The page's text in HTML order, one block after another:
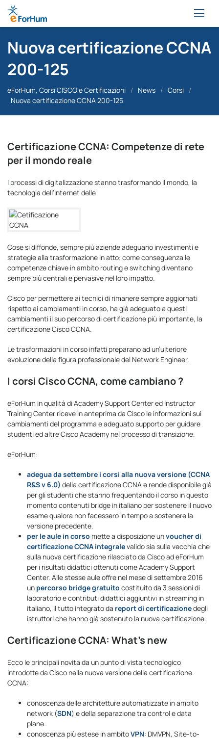
Nuova certificazione CCNA
200-125
eForHum, Corsi CISCO e Certificazioni / News / Corsi /
Nuova certificazione CCNA 200-125
Certificazione CCNA: Competenze di rete
per il mondo reale
I processi di digitalizzazione stanno trasformando il mondo, la
tecnologia dell’Internet delle
Cose si diffonde, sempre più aziende adeguano investimenti e
strategie alla trasformazione in atto: come conseguenza le
competenze chiave in ambito routing e switching diventano
sempre più centrali e pervasive nel loro impatto.
Cisco per permettere ai tecnici di rimanere sempre aggiornati
rispetto ai cambiamenti in corso, ha già adeguato a questi
cambiamenti il suo percorso di certificazione più importante, la
certificazione Cisco CCNA.
Le trasformazioni in corso infatti preparano ad un’ulteriore
evoluzione della figura professionale del Network Engineer.
I corsi Cisco CCNA, come cambiano ?
eForHum in qualità di Academy Support Center ed Instructor
Training Center riceve in anteprima da Cisco le informazioni sui
cambiamenti del programma e adeguato supporto per guidare
studenti ed altre Cisco Academy nel processo di transizione.
eForHum:
adegua da settembre i corsi alla nuova versione (CCNA
R&S v 6.0) della certificazione CCNA e rende disponibile già
per gli studenti che stanno frequentando il corso in questo
momento contenuti bridge in italiano per sostenere il nuovo
esame qualora non facessero in tempo a sostenere la
versione precedente.
per le aule in corso mette a disposizione unvoucher di
certificazione CCNA integralevalido sia sulla vecchia che
sulla nuova certificazione rilasciato da Cisco ad eForHum
per i risultati didattici ottenuti come Academy Support
Center. Alle stesse aule offre nel mese di settembre 2016
un percorso bridge gratuito costituito da 3 sessioni di
laboratorio e contributi didattici aggiuntivi in streaming in
italiano, il tutto integrato da report di certificazionedegli
istruttori che hanno già sostenuto la nuova certificazione.
Certificazione CCNA: What’s new
Ecco le principali novità da un punto di vista tecnologico
introdotte da Cisco nella nuova versione della certificazione
CCNA:
conoscenza delle architetture automatizzate in ambito
network (SDN) e della separazione tra control e data
plane.
conoscenza più estese in ambitoVPN: DMVPN, Site-to-